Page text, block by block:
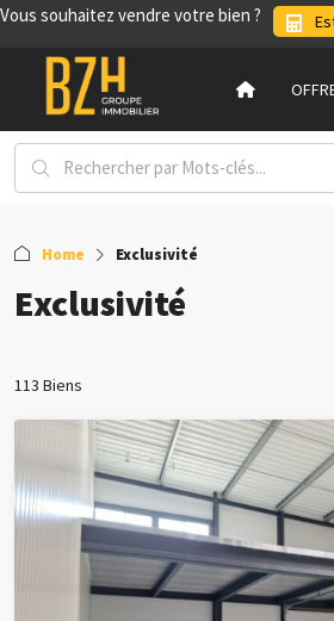
Vous souhaitez vendre votre bien ?
Home Exclusivité
Exclusivité
113 Biens